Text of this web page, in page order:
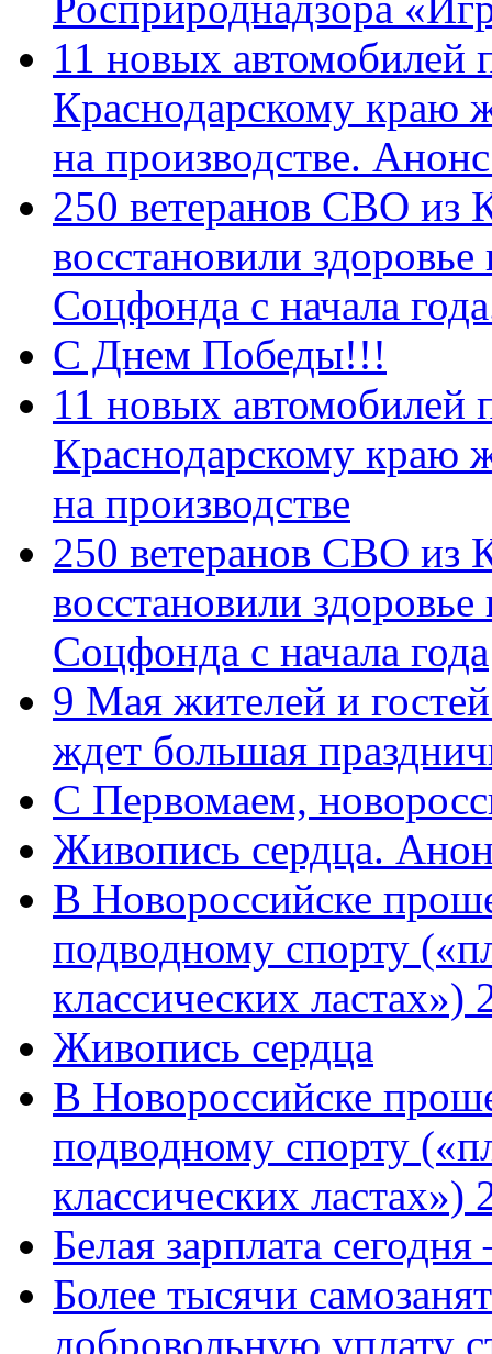
11 новых автомобилей
Краснодарскому краю
на производстве.
250 ветеранов СВО из
восстановили
Соцфонда с начала
С Днем Победы!!!
11 новых автомобилей
Краснодарскому краю
на производстве
250 ветеранов СВО из
восстановили
Соцфонда с начала года
9 Мая жителей и
ждет большая
C Первомаем,
Живопись сердца.
В Новороссийске
подводному спорту
классических
Живопись сердца
В Новороссийске
подводному спорту
классических ластах»)
Белая зарплата
Более тысячи
добровольную уплату